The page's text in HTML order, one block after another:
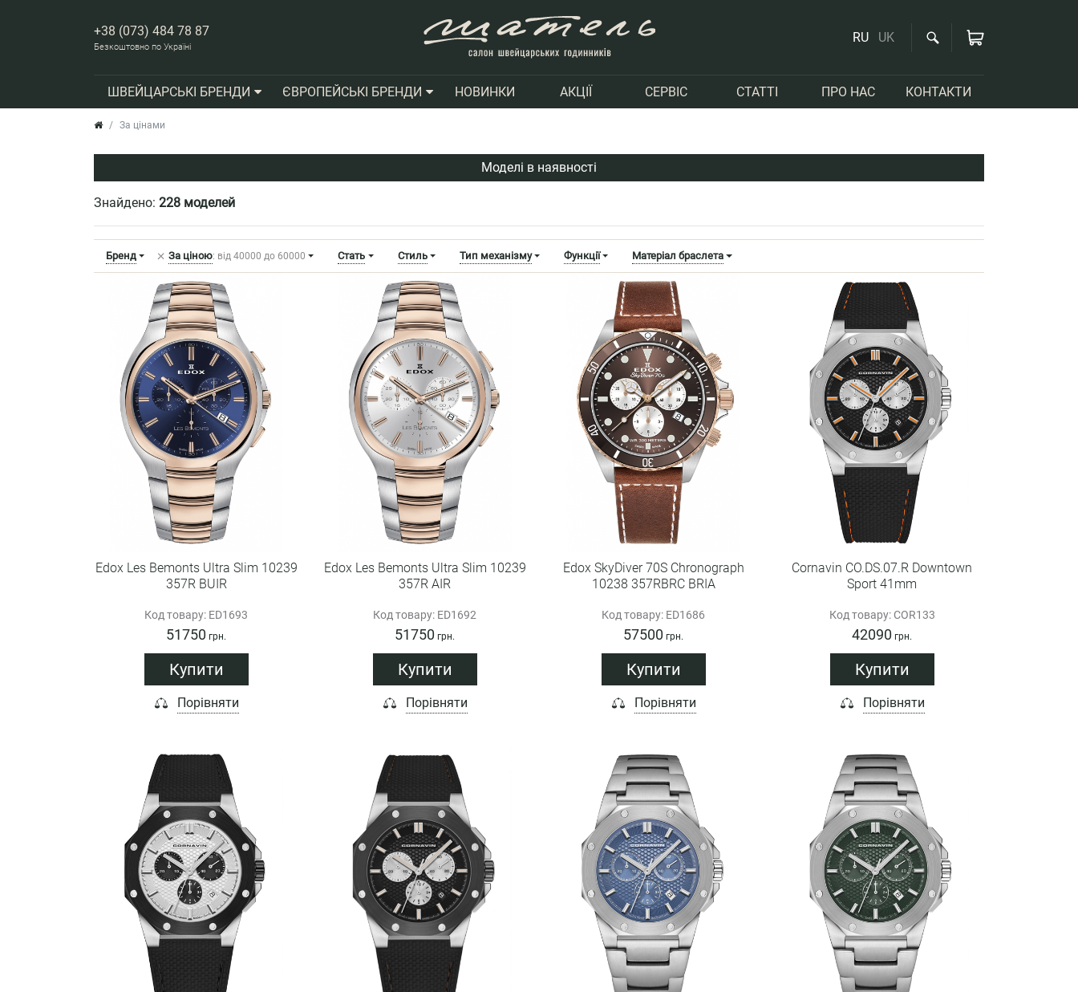
+38 (073) 484 78 87
Безкоштовно по Україні
RU UK
ШВЕЙЦАРСЬКІ БРЕНДИ ЄВРОПЕЙСЬКІ БРЕНДИ НОВИНКИ АКЦІЇ СЕРВІС СТАТТІ ПРО НАС КОНТАКТИ
За цінами
Моделі в наявності
Знайдено: 228 моделей
Бренд За ціною
+ : від 40000 до 60000 Стать Стиль Тип механізму Функції Матеріал браслета
Edox Les Bemonts Ultra Slim 10239
357R BUIR
Код товару: ED1693
51750 грн.
Купити
Порівняти
Edox Les Bemonts Ultra Slim 10239
357R AIR
Код товару: ED1692
51750 грн.
Купити
Порівняти
Edox SkyDiver 70S Chronograph
10238 357RBRC BRIA
Код товару: ED1686
57500 грн.
Купити
Порівняти
Cornavin CO.DS.07.R Downtown
Sport 41mm
Код товару: COR133
42090 грн.
Купити
Порівняти